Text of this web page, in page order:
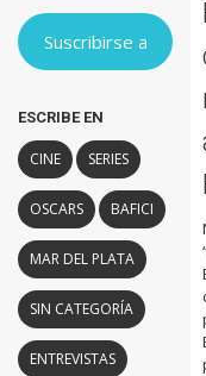
Suscribirse a
ESCRIBE EN
CINE SERIES
OSCARS BAFICI
MAR DEL PLATA
SIN CATEGORÍA
ENTREVISTAS